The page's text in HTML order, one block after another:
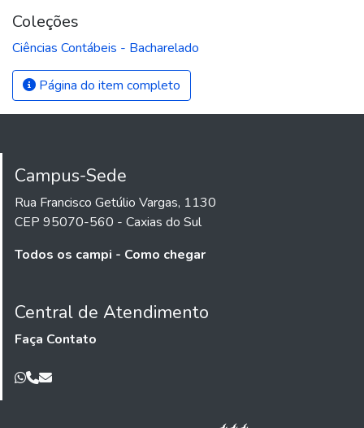
Coleções
Ciências Contábeis - Bacharelado
Página do item completo
Campus-Sede
Rua Francisco Getúlio Vargas, 1130
CEP 95070-560 - Caxias do Sul
Todos os campi - Como chegar
Central de Atendimento
Faça Contato